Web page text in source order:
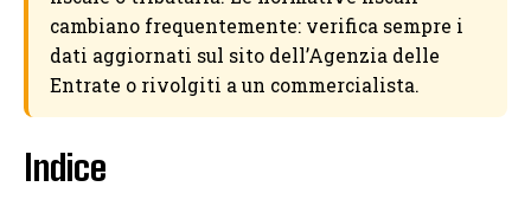
cambiano frequentemente: verifica sempre i
dati aggiornati sul sito dell’Agenzia delle
Entrate o rivolgiti a un commercialista.
Indice